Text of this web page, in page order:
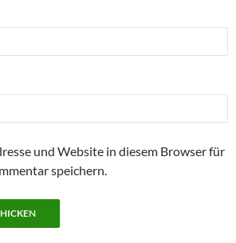
und Website in diesem Browser für
speichern.